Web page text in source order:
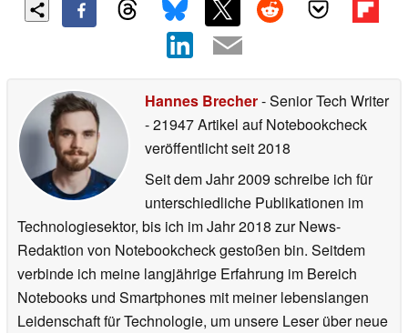
Hannes Brecher- Senior Tech Writer
- 21947 Artikel auf Notebookcheck
veröffentlichtseit 2018
Seit dem Jahr 2009 schreibe ich für
unterschiedliche Publikationen im
Technologiesektor, bis ich im Jahr 2018 zur News-
Redaktion von Notebookcheck gestoßen bin. Seitdem
verbinde ich meine langjährige Erfahrung im Bereich
Notebooks und Smartphones mit meiner lebenslangen
Leidenschaft für Technologie, um unsere Leser über neue